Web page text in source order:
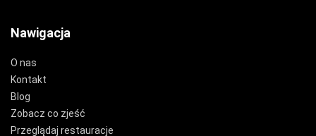
Nawigacja
O nas
Kontakt
Blog
Zobacz co zjeść
Przeglądaj restauracje